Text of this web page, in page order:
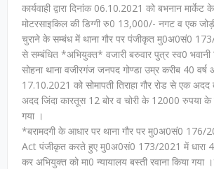
कार्यवाही द्वारा दिनांक 06.10.2021 को बभनान
मोटरसाइकिल की डिग्गी रु0 13,000/- नगट व एक
चुराने के सम्बंध में थाना गौर पर पंजीकृत मु0अ0सं0
से सम्बंधित *अभियुक्त* वजारी बरुवार पुत्र स्व0 भवानी
सोहना थाना वजीरगंज जनपद गोण्डा उम्र करीब 40
17.10.2021 को सोमापती तिराहा गौर रोड से एक अदद
अदद जिंदा कारतूस 12 बोर व चोरी के 12000 रुपया के
गया ।
*बरामदगी के आधार पर थाना गौर पर मु0अ0सं0 176/
Act पंजीकृत करते हुए मु0अ0सं0 173/2021 में धारा
कर अभियुक्त को मा0 न्यायालय बस्ती रवाना किया गया